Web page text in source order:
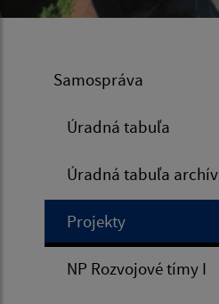
Samospráva
Úradná tabuľa
Úradná tabuľa archív
Projekty
NP Rozvojové tímy I